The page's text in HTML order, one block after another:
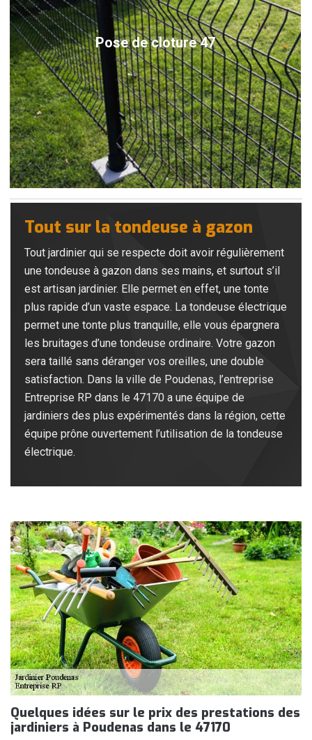
Pose de cloture 47
Tout sur la tondeuse à gazon
Tout jardinier qui se respecte doit avoir régulièrement
une tondeuse à gazon dans ses mains, et surtout s’il
est artisan jardinier. Elle permet en effet, une tonte
plus rapide d’un vaste espace. La tondeuse électrique
permet une tonte plus tranquille, elle vous épargnera
les bruitages d’une tondeuse ordinaire. Votre gazon
sera taillé sans déranger vos oreilles, une double
satisfaction. Dans la ville de Poudenas, l’entreprise
Entreprise RP dans le 47170 a une équipe de
jardiniers des plus expérimentés dans la région, cette
équipe prône ouvertement l’utilisation de la tondeuse
électrique.
Quelques idées sur le prix des prestations des
jardiniers à Poudenas dans le 47170